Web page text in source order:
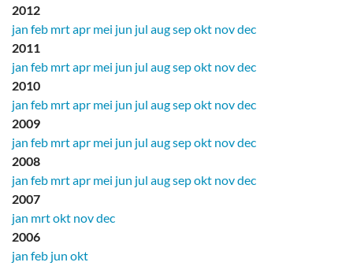
2012
jan feb mrtapr mei jun jul augsepokt novdec
2011
jan feb mrtapr mei jun jul augsepokt novdec
2010
jan feb mrtapr mei jun jul augsepokt novdec
2009
jan feb mrtapr mei jun jul augsepokt novdec
2008
jan feb mrtapr mei jun jul augsepokt novdec
2007
jan mrtokt novdec
2006
jan feb jun okt